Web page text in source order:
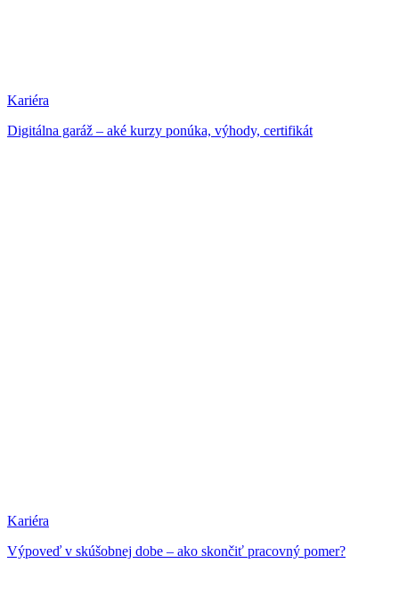
Kariéra
Digitálna garáž – aké kurzy ponúka, výhody, certifikát
Kariéra
Výpoveď v skúšobnej dobe – ako skončiť pracovný pomer?